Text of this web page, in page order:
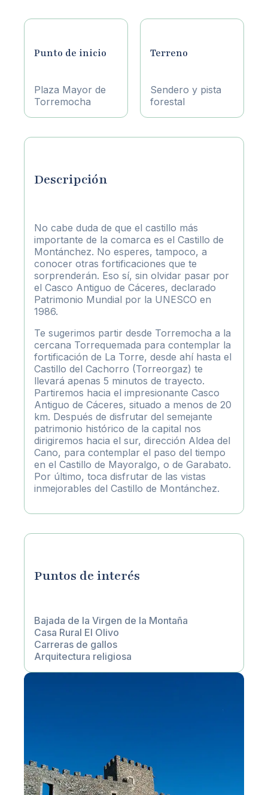
Punto de inicio
Plaza Mayor de
Torremocha
Terreno
Sendero y pista
forestal
Descripción
No cabe duda de que el castillo más
importante de la comarca es el Castillo de
Montánchez. No esperes, tampoco, a
conocer otras fortificaciones que te
sorprenderán. Eso sí, sin olvidar pasar por
el Casco Antiguo de Cáceres, declarado
Patrimonio Mundial por la UNESCO en
1986.
Te sugerimos partir desde Torremocha a la
cercana Torrequemada para contemplar la
fortificación de La Torre, desde ahí hasta el
Castillo del Cachorro (Torreorgaz) te
llevará apenas 5 minutos de trayecto.
Partiremos hacia el impresionante Casco
Antiguo de Cáceres, situado a menos de 20
km. Después de disfrutar del semejante
patrimonio histórico de la capital nos
dirigiremos hacia el sur, dirección Aldea del
Cano, para contemplar el paso del tiempo
en el Castillo de Mayoralgo, o de Garabato.
Por último, toca disfrutar de las vistas
inmejorables del Castillo de Montánchez.
Puntos de interés
Bajada de la Virgen de la Montaña
Casa Rural El Olivo
Carreras de gallos
Arquitectura religiosa